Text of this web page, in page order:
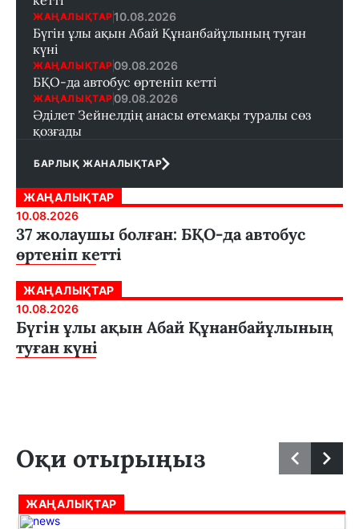
ЖАҢАЛЫҚТАР10.08.2026
Бүгін ұлы ақын Абай Құнанбайұлының туған
күні
ЖАҢАЛЫҚТАР 09.08.2026
БҚО-да автобус өртеніп кетті
ЖАҢАЛЫҚТАР 09.08.2026
Әділет Зейнелдің анасы өтемақы туралы сөз
қозғады
БАРЛЫҚ ЖАНАЛЫҚТАР
ЖАҢАЛЫҚТАР
10.08.2026
37 жолаушы болған: БҚО-да автобус
өртеніп кетті
ЖАҢАЛЫҚТАР
10.08.2026
Бүгін ұлы ақын Абай Құнанбайұлының
туған күні
Оқи отырыңыз
ЖАҢАЛЫҚТАР